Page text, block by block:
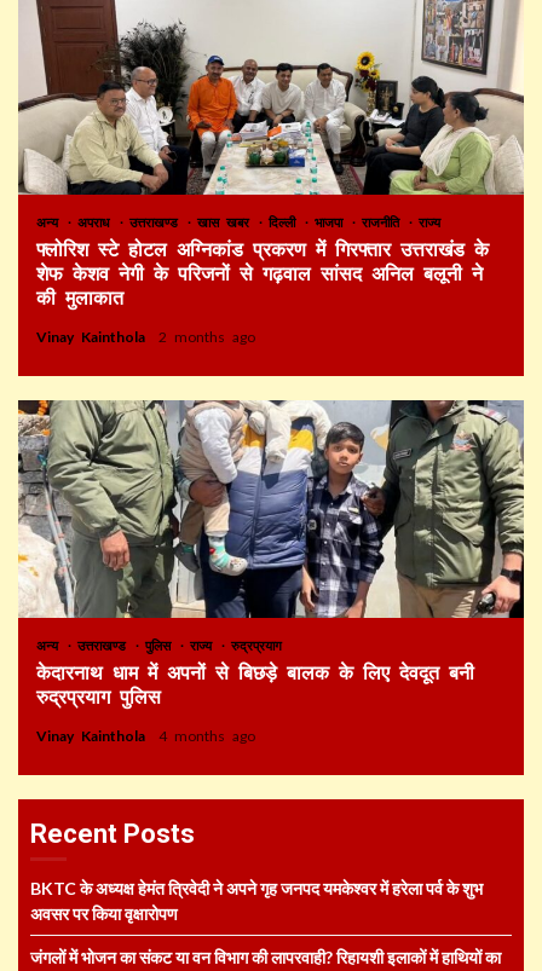
अन्य अपराध उत्तराखण्ड खास खबर दिल्ली भाजपा राजनीति राज्य
फ्लोरिश स्टे होटल अग्निकांड प्रकरण में गिरफ्तार उत्तराखंड के
शेफ केशव नेगी के परिजनों से गढ़वाल सांसद अनिल बलूनी ने
की मुलाकात
Vinay Kainthola 2 months ago
अन्य उत्तराखण्ड पुलिस राज्य रुद्रप्रयाग
केदारनाथ धाम में अपनों से बिछड़े बालक के लिए देवदूत बनी
रुद्रप्रयाग पुलिस
Vinay Kainthola 4 months ago
Recent Posts
BKTC के अध्यक्ष हेमंत त्रिवेदी ने अपने गृह जनपद यमकेश्वर में हरेला पर्व के शुभ
अवसर पर किया वृक्षारोपण
जंगलों में भोजन का संकट या वन विभाग की लापरवाही? रिहायशी इलाकों में हाथियों का